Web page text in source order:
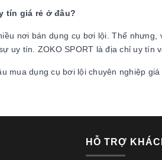
tín giá rẻ ở đâu?
nơi bán dụng cụ bơi lội. Thế
uy tín. ZOKO SPORT là địa chỉ uy tín
mua dụng cụ bơi lội chuyên nghiệp
HỖ TRỢ